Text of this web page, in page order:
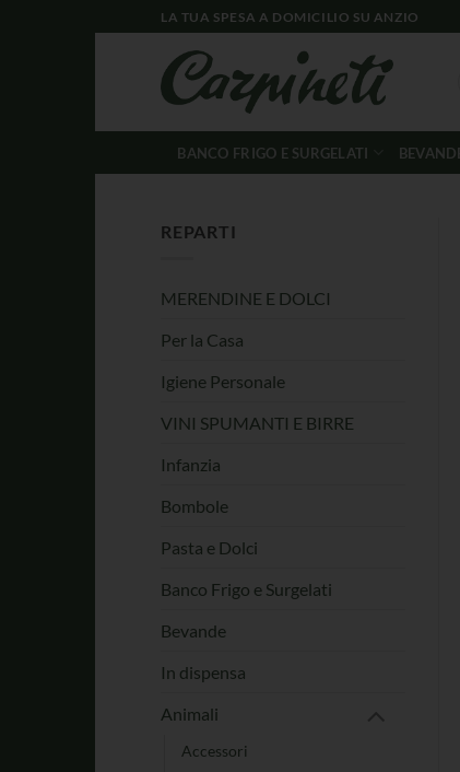
LA TUA SPESA A DOMICILIO SU ANZIO
BANCO FRIGO E SURGELATI
REPARTI
MERENDINE E DOLCI
Per la Casa
Igiene Personale
VINI SPUMANTI E BIRRE
Infanzia
Bombole
Pasta e Dolci
Banco Frigo e Surgelati
Bevande
In dispensa
Animali
Accessori